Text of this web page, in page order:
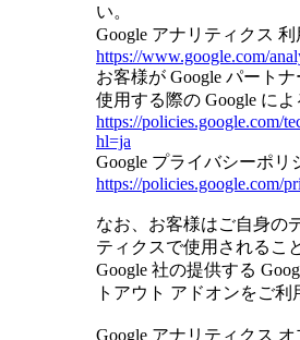
い。
Google アナリティクス 利
https://www.google.com/
お客様が Google パート
使用する際の Google によ
https://policies.google.com/
hl=ja
Google プライバシーポリ
https://policies.google.com/
なお、お客様はご自身の
ティクスで使用されるこ
Google 社の提供する
トアウト アドオンをご利
Google アナリティクス